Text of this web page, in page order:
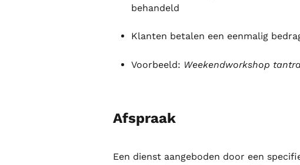
behandeld
Klanten betalen een eenmalig
Voorbeeld: Weekendworkshop
Afspraak
Een dienst aangeboden door een